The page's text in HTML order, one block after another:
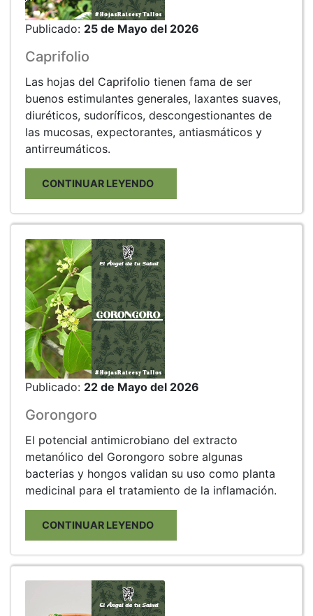
Publicado: 25 de Mayo del 2026
Caprifolio
Las hojas del Caprifolio tienen fama de ser
buenos estimulantes generales, laxantes suaves,
diuréticos, sudoríficos, descongestionantes de
las mucosas, expectorantes, antiasmáticos y
antirreumáticos.
CONTINUAR LEYENDO
Publicado: 22 de Mayo del 2026
Gorongoro
El potencial antimicrobiano del extracto
metanólico del Gorongoro sobre algunas
bacterias y hongos validan su uso como planta
medicinal para el tratamiento de la inflamación.
CONTINUAR LEYENDO